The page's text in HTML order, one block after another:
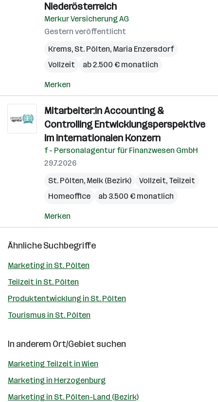
Niederösterreich
Merkur Versicherung AG
Gestern veröffentlicht
Krems, St. Pölten, Maria Enzersdorf
Vollzeit
ab 2.500 € monatlich
Merken
Mitarbeiter:in Accounting &
Controlling Entwicklungsperspektive
im internationalen Konzern
f - Personalagentur für Finanzwesen GmbH
29.7.2026
St. Pölten, Melk (Bezirk)
Vollzeit, Teilzeit
Homeoffice
ab 3.500 € monatlich
Merken
Ähnliche Suchbegriffe
Marketing in St. Pölten
Teilzeit in St. Pölten
Produktentwicklung in St. Pölten
Tourismus in St. Pölten
In anderem Ort/Gebiet suchen
Marketing Teilzeit in Wien
Marketing in Herzogenburg
Marketing in St. Pölten-Land (Bezirk)